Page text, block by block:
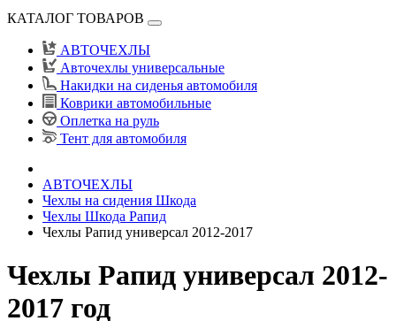
КАТАЛОГ ТОВАРОВ
АВТОЧЕХЛЫ
Авточехлы универсальные
Накидки на сиденья автомобиля
Коврики автомобильные
Оплетка на руль
Тент для автомобиля
АВТОЧЕХЛЫ
Чехлы на сидения Шкода
Чехлы Шкода Рапид
Чехлы Рапид универсал 2012-2017
Чехлы Рапид универсал 2012-
2017 год